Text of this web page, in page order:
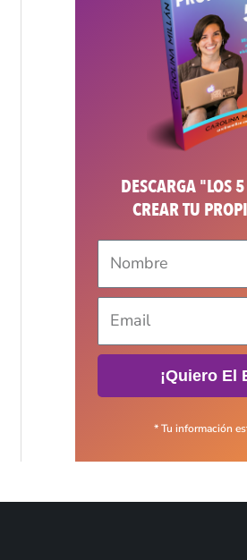
DESCARGA "LOS
CREAR TU
¡Quiero El
* Tu información